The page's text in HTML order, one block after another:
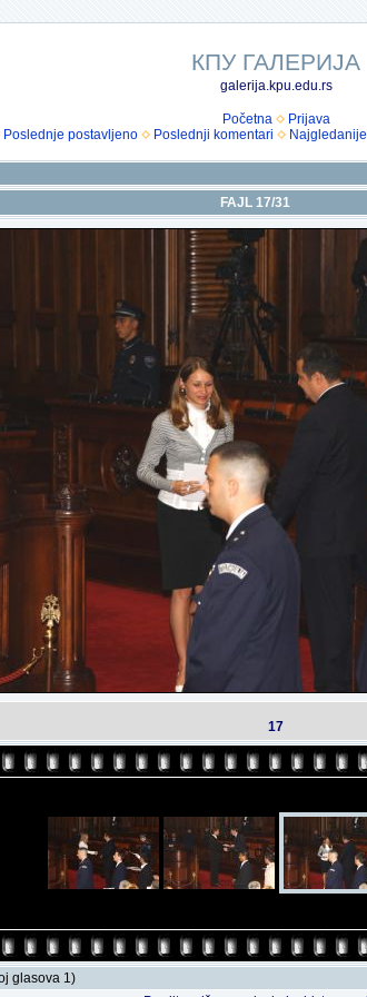
КПУ ГАЛЕРИЈА
galerija.kpu.edu.rs
Početna
Prijava
Poslednje postavljeno Poslednji komentari Najgledanije
FAJL 17/31
17
glasova 1)